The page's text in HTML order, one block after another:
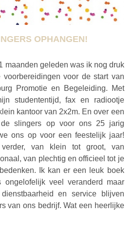
OPHANGEN!
maanden geleden was ik nog druk
voorbereidingen voor de start van
Promotie en Begeleiding. Met
studententijd, fax en radiootje
kantoor van 2x2m. En over een
slingers op voor ons 25 jarig
ons op voor een feestelijk jaar!
verder, van klein tot groot, van
van plechtig en officieel tot je
Ik kan er een leuk boek
veel veranderd maar
en service blijven
van ons bedrijf. Wat een heerlijke